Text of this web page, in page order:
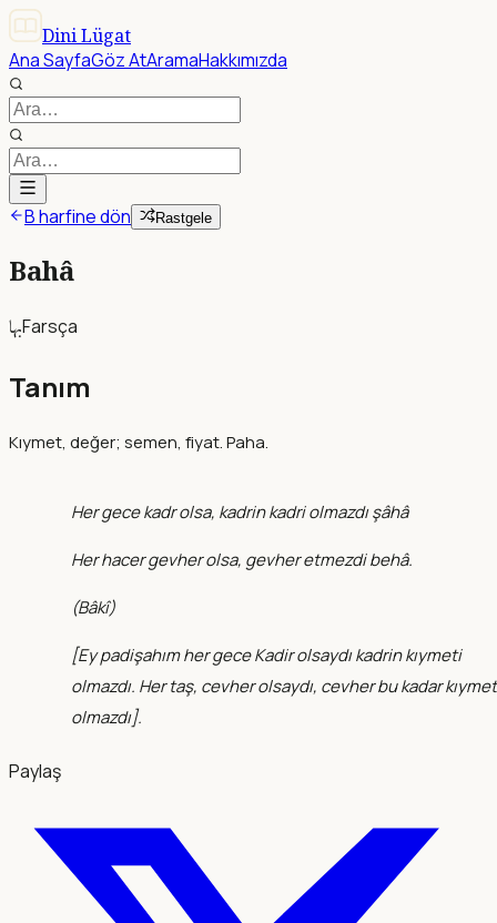
Dini Lügat
Ana SayfaGöz AtAramaHakkımızda
B harfine dön Rastgele
Bahâ
بهاFarsça
Tanım
Kıymet, değer; semen, fiyat. Paha.
Her gece kadr olsa, kadrin kadri olmazdı şâhâ
Her hacer gevher olsa, gevher etmezdi behâ.
(Bâkî)
[Ey padişahım her gece Kadir olsaydı kadrin kıymeti
olmazdı. Her taş, cevher olsaydı, cevher bu kadar
olmazdı].
Paylaş